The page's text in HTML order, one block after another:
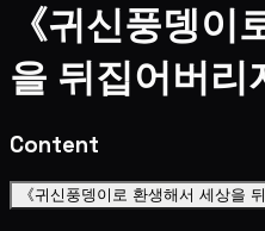
《귀신풍뎅이
을 뒤집어버리
Content
《귀신풍뎅이로 환생해서 세상을